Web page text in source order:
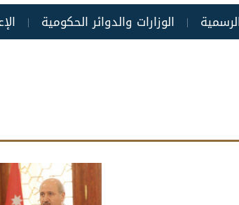
| الوزارات والدوائر الحكومية |